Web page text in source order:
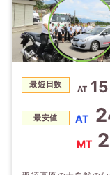
ます。
最短日数 AT 15
最安値 AT
MT